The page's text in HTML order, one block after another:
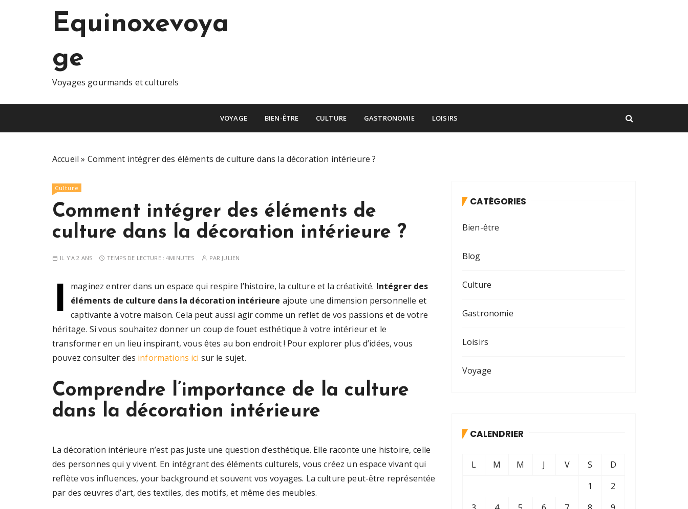
n
e
Equinoxevoya
ge
Voyages gourmands et culturels
VOYAGE BIEN-ÊTRE CULTURE GASTRONOMIE LOISIRS
Accueil » Comment intégrer des éléments de culture dans la décoration intérieure ?
Culture
Comment intégrer des éléments de
culture dans la décoration intérieure ?
IL Y'A 2 ANS TEMPS DE LECTURE :4MINUTES PAR JULIEN
I maginez entrer dans un espace qui respire l’histoire, la culture et la créativité. Intégrer des
éléments de culture dans la décoration intérieure ajoute une dimension personnelle et
captivante à votre maison. Cela peut aussi agir comme un reflet de vos passions et de votre
héritage. Si vous souhaitez donner un coup de fouet esthétique à votre intérieur et le
transformer en un lieu inspirant, vous êtes au bon endroit ! Pour explorer plus d’idées, vous
pouvez consulter des informations ici sur le sujet.
Comprendre l’importance de la culture
dans la décoration intérieure
La décoration intérieure n’est pas juste une question d’esthétique. Elle raconte une histoire, celle
des personnes qui y vivent. En intégrant des éléments culturels, vous créez un espace vivant qui
reflète vos influences, your background et souvent vos voyages. La culture peut-être représentée
par des œuvres d’art, des textiles, des motifs, et même des meubles.
CATÉGORIES
Bien-être
Blog
Culture
Gastronomie
Loisirs
Voyage
CALENDRIER
L M M J V S
D
1
2